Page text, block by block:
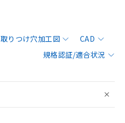
取りつけ穴加工図
CAD
規格認証/適合状況